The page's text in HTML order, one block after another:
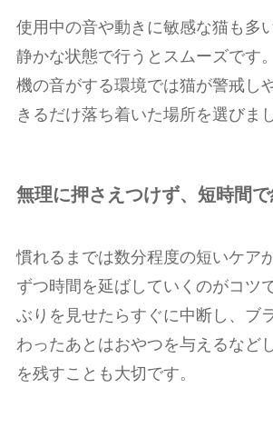
使用中の音や動きに敏感な猫も多
静かな状態で行うとスムーズです
機の音がする環境では猫が警戒し
きるだけ落ち着いた場所を選びま
無理に押さえつけず、短時間
慣れるまでは数分程度の短いケア
ずつ時間を延ばしていくのがコツ
ぶりを見せたらすぐに中断し、ブ
わったあとはおやつを与えるなど
を残すことも大切です。